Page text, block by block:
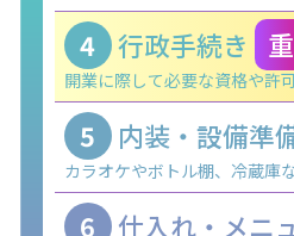
4 行政手続き
開業に際して必要な資格や許
5 内装・設備準
カラオケやボトル棚、冷蔵庫
6 仕入れ・メニ